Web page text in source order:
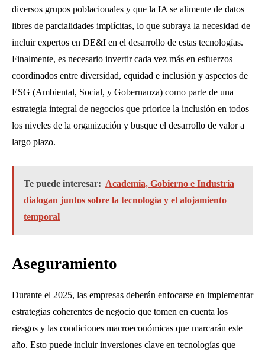
diversos grupos poblacionales y que la IA se alimente de datos
libres de parcialidades implícitas, lo que subraya la necesidad de
incluir expertos en DE&I en el desarrollo de estas tecnologías.
Finalmente, es necesario invertir cada vez más en esfuerzos
coordinados entre diversidad, equidad e inclusión y aspectos de
ESG (Ambiental, Social, y Gobernanza) como parte de una
estrategia integral de negocios que priorice la inclusión en todos
los niveles de la organización y busque el desarrollo de valor a
largo plazo.
Te puede interesar: Academia, Gobierno e Industria
dialogan juntos sobre la tecnología y el alojamiento
temporal
Aseguramiento
Durante el 2025, las empresas deberán enfocarse en implementar
estrategias coherentes de negocio que tomen en cuenta los
riesgos y las condiciones macroeconómicas que marcarán este
año. Esto puede incluir inversiones clave en tecnologías que